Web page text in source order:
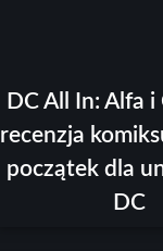
DC All In: Alfa i
recenzja
początek dla
DC